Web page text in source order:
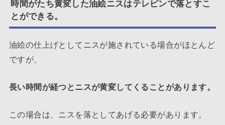
時間がたち黄変した油絵ニスはテレピンで落とすこ
とができる。
油絵の仕上げとしてニスが施されている場合がほとんど
ですが、
長い時間が経つとニスが黄変してくることがあります。
この場合は、ニスを落としてあげる必要があります。